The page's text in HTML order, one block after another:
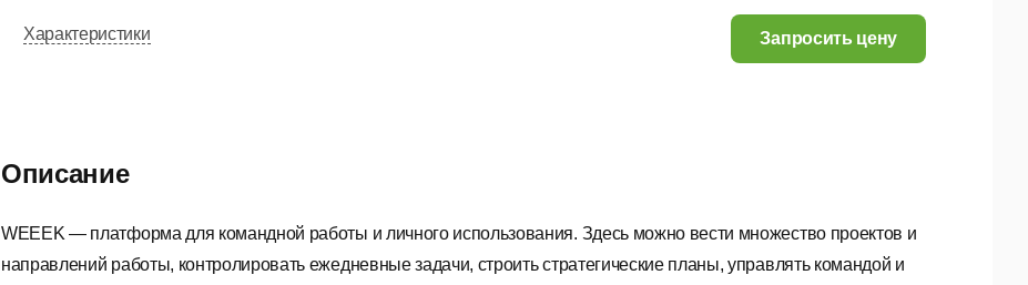
Описание
WEEEK — платформа для командной работы и личного использования. Здесь можно вести множество проектов и
направлений работы, контролировать ежедневные задачи, строить стратегические планы, управлять командой и
Запросить цену
Характеристики